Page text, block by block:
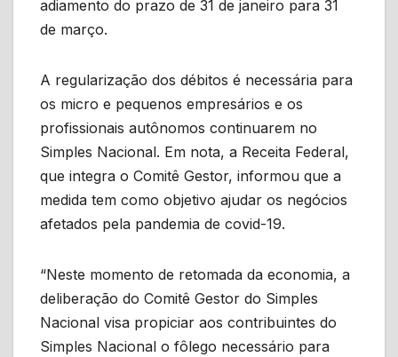
adiamento do prazo de 31 de janeiro para 31
de março.
A regularização dos débitos é necessária para
os micro e pequenos empresários e os
profissionais autônomos continuarem no
Simples Nacional. Em nota, a Receita Federal,
que integra o Comitê Gestor, informou que a
medida tem como objetivo ajudar os negócios
afetados pela pandemia de covid-19.
“Neste momento de retomada da economia, a
deliberação do Comitê Gestor do Simples
Nacional visa propiciar aos contribuintes do
Simples Nacional o fôlego necessário para